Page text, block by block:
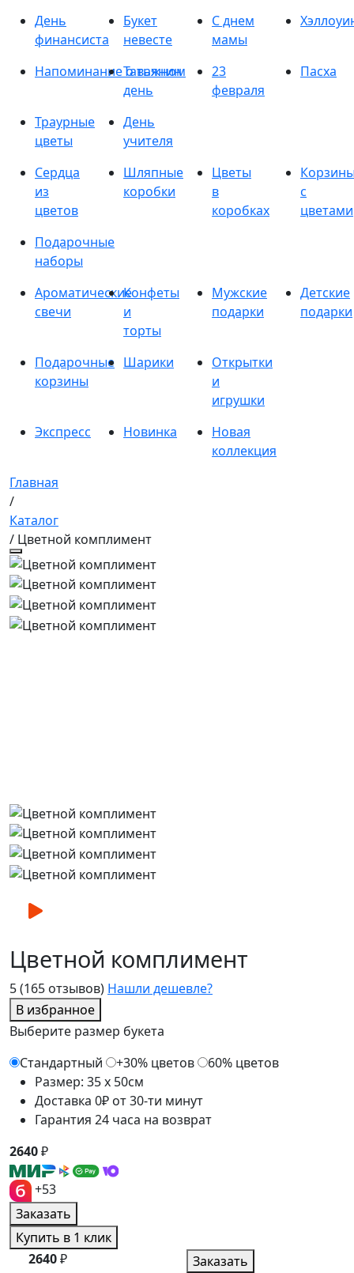
День
финансиста
Букет
невесте
С днем
мамы
Напоминание о важном
Татьянин
день
23
февраля
Пасха
Траурные
цветы
День
учителя
Сердца
из
цветов
Шляпные
коробки
Цветы
в
коробках
с
цветами
Подарочные
наборы
Ароматические
свечи
Конфеты
и
торты
Мужские
подарки
Детские
подарки
Подарочные
корзины
Шарики
Открытки
и
игрушки
Экспресс
Новинка
Новая
коллекция
Главная
/
Каталог
/ Цветной комплимент
5(165 отзывов) Нашли дешевле?
В избранное
Цветной комплимент
Выберите размер букета
Стандартный
+30% цветов
60% цветов
Размер: 35 x 50см
Доставка 0₽ от 30-ти минут
Гарантия 24 часа на возврат
2640₽
+53
Заказать
Купить в 1 клик
2640₽ Заказать